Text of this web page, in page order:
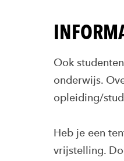
Ook
onderwijs.
opleiding/
Heb je een
vrijstelling.